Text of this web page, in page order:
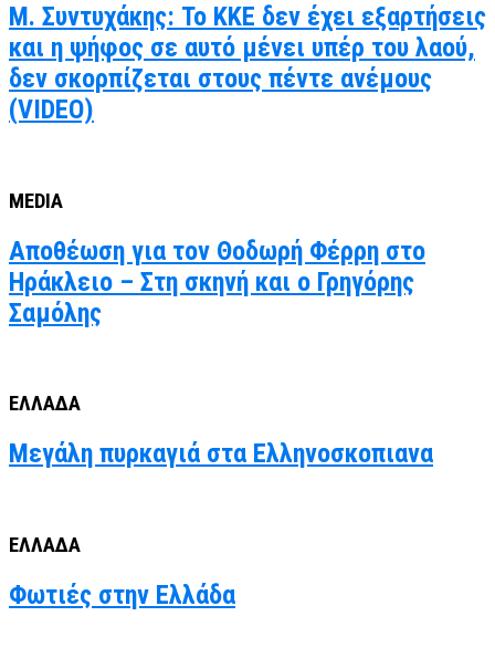
Μ. Συντυχάκης: Το ΚΚΕ δεν έχει εξαρτήσεις
και η ψήφος σε αυτό μένει υπέρ του λαού,
δεν σκορπίζεται στους πέντε ανέμους
(VIDEO)
MEDIA
Αποθέωση για τον Θοδωρή Φέρρη στο
Ηράκλειο – Στη σκηνή και ο Γρηγόρης
Σαμόλης
ΕΛΛΑΔΑ
Μεγάλη πυρκαγιά στα Ελληνοσκοπιανα
ΕΛΛΑΔΑ
Φωτιές στην Ελλάδα